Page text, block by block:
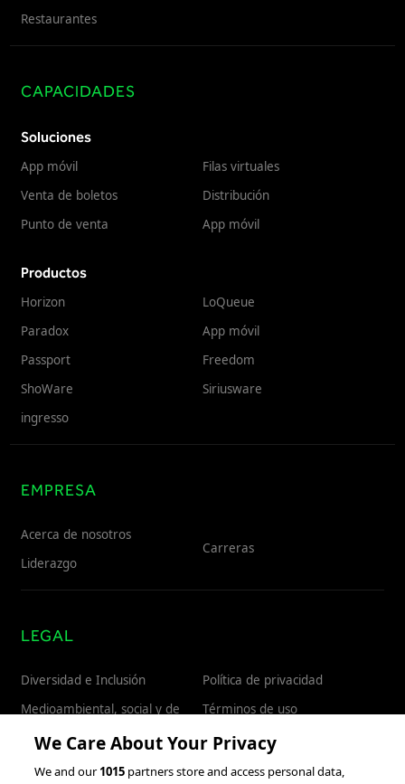
Restaurantes
CAPACIDADES
Soluciones
App móvil
Venta de boletos
Punto de venta
Filas virtuales
Distribución
App móvil
Productos
Horizon
Paradox
Passport
ShoWare
ingresso
LoQueue
App móvil
Freedom
Siriusware
EMPRESA
Acerca de nosotros
Liderazgo
Carreras
LEGAL
Diversidad e Inclusión
Medioambiental, social y de
Política de privacidad
Términos de uso
Patentes
We Care About Your Privacy
We and our1015 partners store and access personal data,